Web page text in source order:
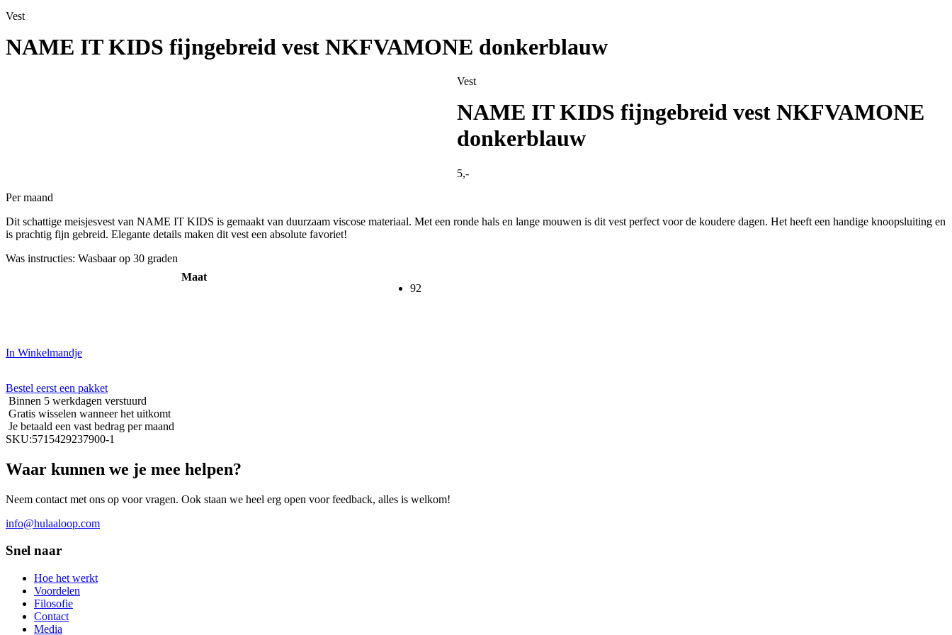
Vest
NAME IT KIDS fijngebreid vest NKFVAMONE donkerblauw
Vest
NAME IT KIDS fijngebreid vest NKFVAMONE
donkerblauw
5,-
Per maand
Dit schattige meisjesvest van NAME IT KIDS is gemaakt van duurzaam viscose materiaal. Met een ronde hals en lange mouwen is dit vest perfect voor de koudere dagen. Het heeft een handige knoopsluiting en
is prachtig fijn gebreid. Elegante details maken dit vest een absolute favoriet!
Was instructies: Wasbaar op 30 graden
Maat
92
In Winkelmandje
Bestel eerst een pakket
Binnen 5 werkdagen verstuurd
Gratis wisselen wanneer het uitkomt
Je betaald een vast bedrag per maand
SKU:5715429237900-1
Waar kunnen we je mee helpen?
Neem contact met ons op voor vragen. Ook staan we heel erg open voor feedback, alles is welkom!
info@hulaaloop.com
Snel naar
Hoe het werkt
Voordelen
Filosofie
Contact
Media